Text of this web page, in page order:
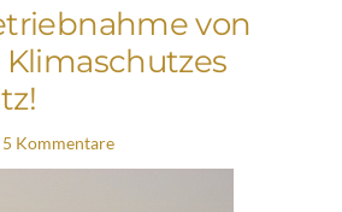
von
Klimaschutzes
5 Kommentare